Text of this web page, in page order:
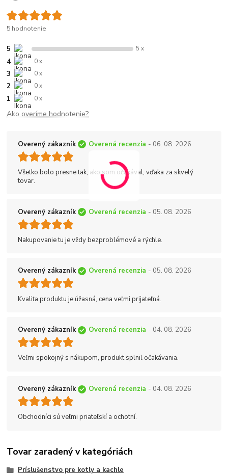
5 hodnotenie
5 5 x
4 0 x
3 0 x
2 0 x
1 0 x
Ako overíme hodnotenie?
Overený zákazník Overená recenzia - 06. 08. 2026
Všetko bolo presne tak, ako som očakával, vďaka za skvelý
tovar.
Overený zákazník Overená recenzia - 05. 08. 2026
Nakupovanie tu je vždy bezproblémové a rýchle.
Overený zákazník Overená recenzia - 05. 08. 2026
Kvalita produktu je úžasná, cena veľmi prijateľná.
Overený zákazník Overená recenzia - 04. 08. 2026
Veľmi spokojný s nákupom, produkt splnil očakávania.
Overený zákazník Overená recenzia - 04. 08. 2026
Obchodníci sú veľmi priateľskí a ochotní.
Tovar zaradený v kategóriách
Príslušenstvo pre kotly a kachle